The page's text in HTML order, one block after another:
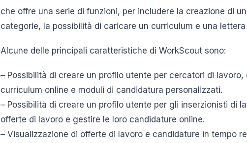
che offre una serie di funzioni, per includere la creazione di
categorie, la possibilità di caricare un curriculum e una
Alcune delle principali caratteristiche di WorkScout sono:
– Possibilità di creare un profilo utente per cercatori di
curriculum online e moduli di candidatura personalizzati.
– Possibilità di creare un profilo utente per gli inserzionisti di
offerte di lavoro e gestire le loro candidature online.
– Visualizzazione di offerte di lavoro e candidature in tempo